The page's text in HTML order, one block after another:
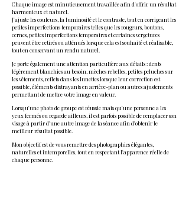
Chaque image est minutieusement travaillée afin d'offrir un résultat
harmonieux et naturel.
J'ajuste les couleurs, la luminosité et le contraste, tout en corrigeant les
petites imperfections temporaires telles que les rougeurs, boutons,
cernes, petites imperfections temporaires et certaines vergetures
peuvent être retirés ou atténués lorsque cela est souhaité et réalisable,
tout en conservant un rendu naturel.
Je porte également une attention particulière aux détails : dents
légèrement blanchies au besoin, mèches rebelles, petites peluches sur
les vêtements, reflets dans les lunettes lorsque leur correction est
possible, éléments distrayants en arrière-plan ou autres ajustements
permettant de mettre votre image en valeur.
Lorsqu'une photo de groupe est réussie mais qu'une personne a les
yeux fermés ou regarde ailleurs, il est parfois possible de remplacer son
visage à partir d'une autre image de la séance afin d'obtenir le
meilleur résultat possible.
Mon objectif est de vous remettre des photographies élégantes,
naturelles et intemporelles, tout en respectant l'apparence réelle de
chaque personne.